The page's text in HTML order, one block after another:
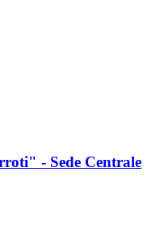
- Sede Centrale